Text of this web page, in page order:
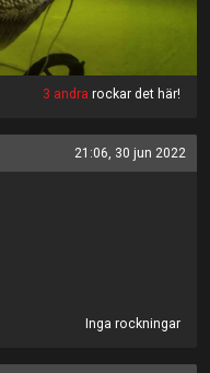
3 andra rockar det här!
21:06, 30 jun 2022
Inga rockningar